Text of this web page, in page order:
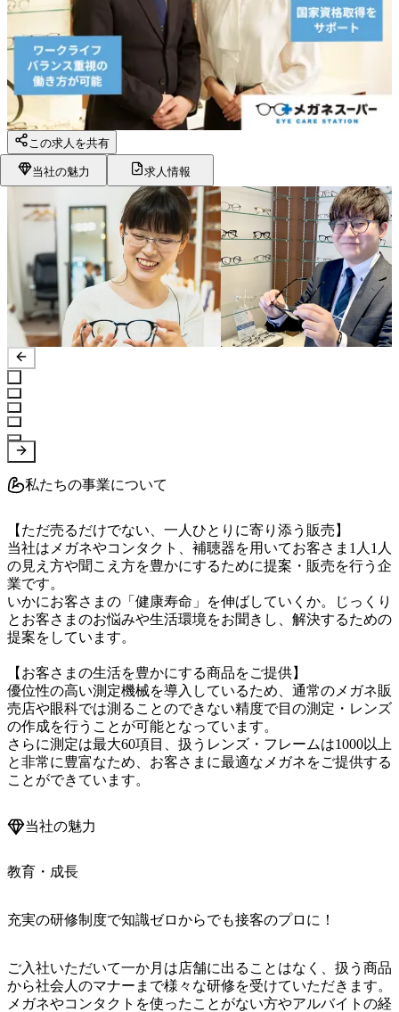
この求人を共有
当社の魅力 求人情報
私たちの事業について
【ただ売るだけでない、一人ひとりに寄り添う販売】
当社はメガネやコンタクト、補聴器を用いてお客さま1人1人
の見え方や聞こえ方を豊かにするために提案・販売を行う企
業です。
いかにお客さまの「健康寿命」を伸ばしていくか。じっくり
とお客さまのお悩みや生活環境をお聞きし、解決するための
提案をしています。
【お客さまの生活を豊かにする商品をご提供】
優位性の高い測定機械を導入しているため、通常のメガネ販
売店や眼科では測ることのできない精度で目の測定・レンズ
の作成を行うことが可能となっています。
さらに測定は最大60項目、扱うレンズ・フレームは1000以上
と非常に豊富なため、お客さまに最適なメガネをご提供する
ことができています。
当社の魅力
教育・成長
充実の研修制度で知識ゼロからでも接客のプロに！
ご入社いただいて一か月は店舗に出ることはなく、扱う商品
から社会人のマナーまで様々な研修を受けていただきます。
メガネやコンタクトを使ったことがない方やアルバイトの経